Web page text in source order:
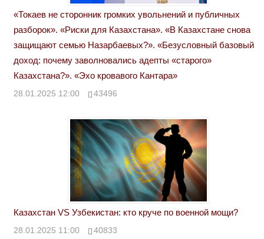
«Токаев не сторонник громких увольнений и публичных
разборок». «Риски для Казахстана». «В Казахстане снова
защищают семью Назарбаевых?». «Безусловный базовый
доход: почему заволновались адепты «старого»
Казахстана?». «Эхо кровавого Кантара»
28.01.2025 12:00 43496
Казахстан VS Узбекистан: кто круче по военной мощи?
28.01.2025 11:00 40833